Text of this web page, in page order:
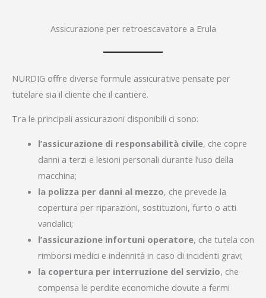
Assicurazione per retroescavatore a Erula
NURDIG offre diverse formule assicurative pensate per
tutelare sia il cliente che il cantiere.
Tra le principali assicurazioni disponibili ci sono:
l’assicurazione di responsabilità civile, che copre
danni a terzi e lesioni personali durante l’uso della
macchina;
la polizza per danni al mezzo, che prevede la
copertura per riparazioni, sostituzioni, furto o atti
vandalici;
l’assicurazione infortuni operatore, che tutela con
rimborsi medici e indennità in caso di incidenti gravi;
la copertura per interruzione del servizio, che
compensa le perdite economiche dovute a fermi